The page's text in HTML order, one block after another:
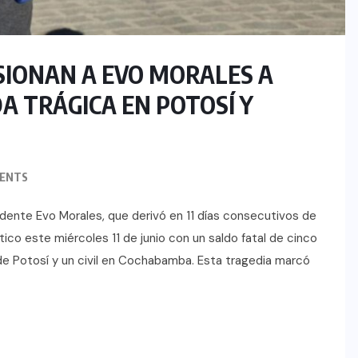
A EVO MORALES A
TRÁGICA EN POTOSÍ Y
Evo Morales, que derivó en 11 días consecutivos de
este miércoles 11 de junio con un saldo fatal de cinco
Potosí y un civil en Cochabamba. Esta tragedia marcó